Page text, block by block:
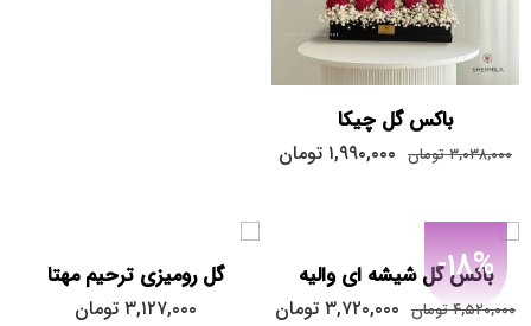
باکس گل چیکا
۳,۰۳۸,۰۰۰ تومان ۱,۹۹۰,۰۰۰ تومان
-18%
باکس گل شیشه ای والیه
۴,۵۲۰,۰۰۰ تومان ۳,۷۲۰,۰۰۰ تومان
گل رومیزی ترحیم مهتا
۳,۱۲۷,۰۰۰ تومان